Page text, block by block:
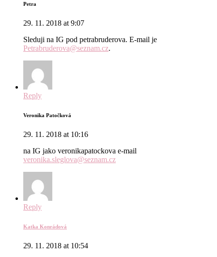
Petra
29. 11. 2018 at 9:07
Sleduji na IG pod petrabruderova. E-mail je
Petrabruderova@seznam.cz.
Reply
Veronika Patočková
29. 11. 2018 at 10:16
na IG jako veronikapatockova e-mail
veronika.sleglova@seznam.cz
Reply
Katka Konrádová
29. 11. 2018 at 10:54